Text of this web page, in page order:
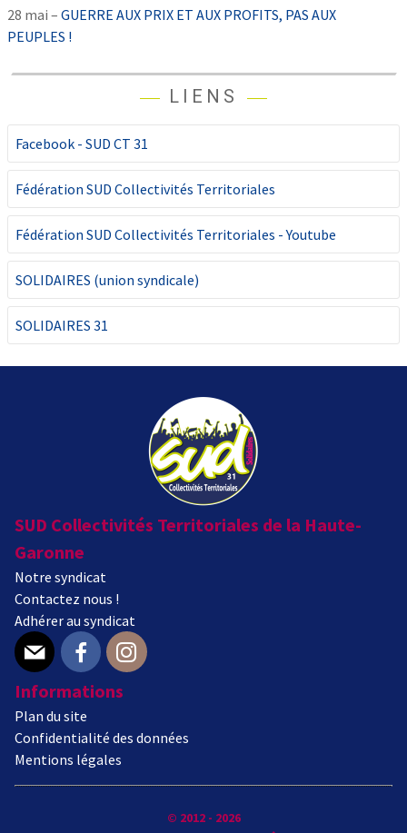
28 mai – GUERRE AUX PRIX ET AUX PROFITS, PAS AUX
PEUPLES !
LIENS
Facebook - SUD CT 31
Fédération SUD Collectivités Territoriales
Fédération SUD Collectivités Territoriales - Youtube
SOLIDAIRES (union syndicale)
SOLIDAIRES 31
SUD Collectivités Territoriales de la Haute-
Garonne
Notre syndicat
Contactez nous !
Adhérer au syndicat
E-mail Facebook
Informations
Plan du site
Confidentialité des données
Mentions légales
© 2012 - 2026